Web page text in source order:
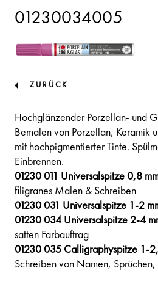
01230034005
ZURÜCK
Hochglänzender Porzellan- und
Bemalen von Porzellan, Keramik
mit hochpigmentierter Tinte.
Einbrennen.
01230 011 Universalspitze 0,8
filigranes Malen & Schreiben
01230 031 Universalspitze 1-2
01230 034 Universalspitze 2-4
satten Farbauftrag
01230 035 Calligraphyspitze 1-
Schreiben von Namen, Sprüchen,